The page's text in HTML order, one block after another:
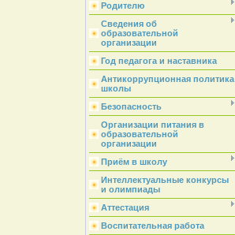
Родителю
Сведения об
образовательной
организации
Год педагога и наставника
Антикоррупционная политика
школы
Безопасность
Организации питания в
образовательной
организации
Приём в школу
Интеллектуальные конкурсы
и олимпиады
Аттестация
Воспитательная работа